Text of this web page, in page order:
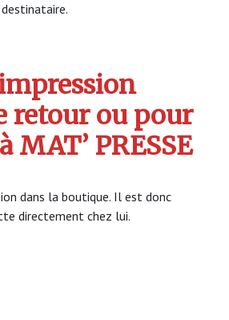
retour ou pour
MAT’ PRESSE
dans la boutique. Il est donc
directement chez lui.